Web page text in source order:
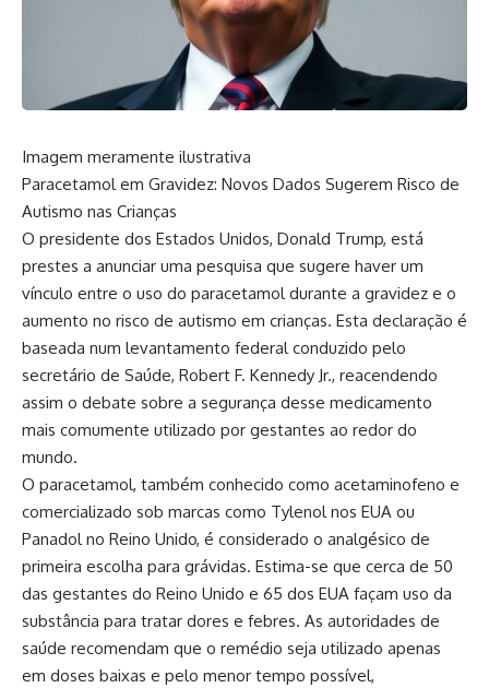
Imagem meramente ilustrativa
Paracetamol em Gravidez: Novos Dados Sugerem Risco de
Autismo nas Crianças
O presidente dos Estados Unidos, Donald Trump, está
prestes a anunciar uma pesquisa que sugere haver um
vínculo entre o uso do paracetamol durante a gravidez e o
aumento no risco de autismo em crianças. Esta declaração é
baseada num levantamento federal conduzido pelo
secretário de Saúde, Robert F. Kennedy Jr., reacendendo
assim o debate sobre a segurança desse medicamento
mais comumente utilizado por gestantes ao redor do
mundo.
O paracetamol, também conhecido como acetaminofeno e
comercializado sob marcas como Tylenol nos EUA ou
Panadol no Reino Unido, é considerado o analgésico de
primeira escolha para grávidas. Estima-se que cerca de 50
das gestantes do Reino Unido e 65 dos EUA façam uso da
substância para tratar dores e febres. As autoridades de
saúde recomendam que o remédio seja utilizado apenas
em doses baixas e pelo menor tempo possível,